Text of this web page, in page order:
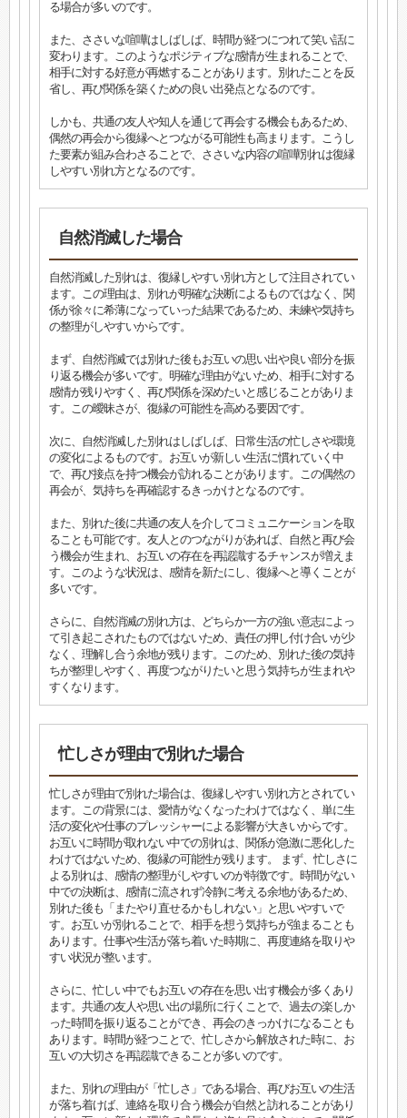
る場合が多いのです。
また、ささいな喧嘩はしばしば、時間が経つにつれて笑い話に
変わります。このようなポジティブな感情が生まれることで、
相手に対する好意が再燃することがあります。別れたことを反
省し、再び関係を築くための良い出発点となるのです。
しかも、共通の友人や知人を通じて再会する機会もあるため、
偶然の再会から復縁へとつながる可能性も高まります。こうし
た要素が組み合わさることで、ささいな内容の喧嘩別れは復縁
しやすい別れ方となるのです。
自然消滅した場合
自然消滅した別れは、復縁しやすい別れ方として注目されてい
ます。この理由は、別れが明確な決断によるものではなく、関
係が徐々に希薄になっていった結果であるため、未練や気持ち
の整理がしやすいからです。
まず、自然消滅では別れた後もお互いの思い出や良い部分を振
り返る機会が多いです。明確な理由がないため、相手に対する
感情が残りやすく、再び関係を深めたいと感じることがありま
す。この曖昧さが、復縁の可能性を高める要因です。
次に、自然消滅した別れはしばしば、日常生活の忙しさや環境
の変化によるものです。お互いが新しい生活に慣れていく中
で、再び接点を持つ機会が訪れることがあります。この偶然の
再会が、気持ちを再確認するきっかけとなるのです。
また、別れた後に共通の友人を介してコミュニケーションを取
ることも可能です。友人とのつながりがあれば、自然と再び会
う機会が生まれ、お互いの存在を再認識するチャンスが増えま
す。このような状況は、感情を新たにし、復縁へと導くことが
多いです。
さらに、自然消滅の別れ方は、どちらか一方の強い意志によっ
て引き起こされたものではないため、責任の押し付け合いが少
なく、理解し合う余地が残ります。このため、別れた後の気持
ちが整理しやすく、再度つながりたいと思う気持ちが生まれや
すくなります。
忙しさが理由で別れた場合
忙しさが理由で別れた場合は、復縁しやすい別れ方とされてい
ます。この背景には、愛情がなくなったわけではなく、単に生
活の変化や仕事のプレッシャーによる影響が大きいからです。
お互いに時間が取れない中での別れは、関係が急激に悪化した
わけではないため、復縁の可能性が残ります。 まず、忙しさに
よる別れは、感情の整理がしやすいのが特徴です。時間がない
中での決断は、感情に流されず冷静に考える余地があるため、
別れた後も「またやり直せるかもしれない」と思いやすいで
す。お互いが別れることで、相手を想う気持ちが強まることも
あります。仕事や生活が落ち着いた時期に、再度連絡を取りや
すい状況が整います。
さらに、忙しい中でもお互いの存在を思い出す機会が多くあり
ます。共通の友人や思い出の場所に行くことで、過去の楽しか
った時間を振り返ることができ、再会のきっかけになることも
あります。時間が経つことで、忙しさから解放された時に、お
互いの大切さを再認識できることが多いのです。
また、別れの理由が「忙しさ」である場合、再びお互いの生活
が落ち着けば、連絡を取り合う機会が自然と訪れることがあり